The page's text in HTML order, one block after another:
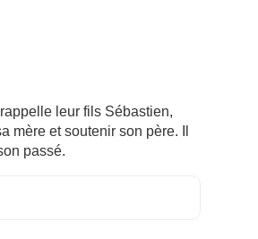
leur fils Sébastien,
mère et soutenir son père. Il
passé.